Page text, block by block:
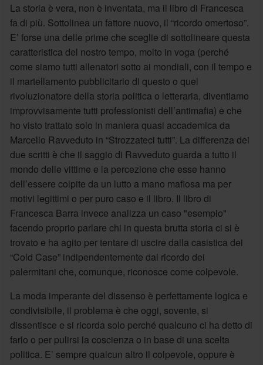
La storia è vera, non è inventata, ma il libro di Francesca
fa di più. Sottolinea un fattore nuovo, il “ricordo omertoso”.
E’ forse una delle prime che sceglie di sottolineare questa
caratteristica del nostro tempo, molto in voga (perché
come siamo tutti allenatori sotto ai mondiali, con il tempo e
il martellamento pubblicitario di questo o quel
rivoluzionatore della storia politica o letteraria, diventiamo
improvvisamente tutti professionisti dell’antimafia) e che
ho visto trattato solo in maniera quasi accademica da
Marcello Ravveduto in “Strozzateci tutti”. La differenza dei
due scritti è che il saggio di Ravveduto guarda a tutto il
mondo delle vittime e la percezione che esse hanno
dell’essere colpite da un lutto a mano mafiosa ma per
motivi legittimi o per puro caso e il libro. Il libro di
Francesca Barra invece analizza un caso "esempio"
facendo proprio parlare chi in questa brutta storia ci si è
trovato e ha agito per tentare di uscire dalla casistica dei
“Cold Case” indipendentemente dal ricordo dei
palermitani che, comunque, riconosce come colpevole.
La moda imperante del dissenso è perfettamente logica e
condivisibile, il problema è che oggi, sovente, si
dissentisce e si ricorda solo perché qualcuno ci ha detto di
farlo o per pulirsi la coscienza o in base di una scelta
politica. E’ sempre qualcun altro il colpevole, oppure è